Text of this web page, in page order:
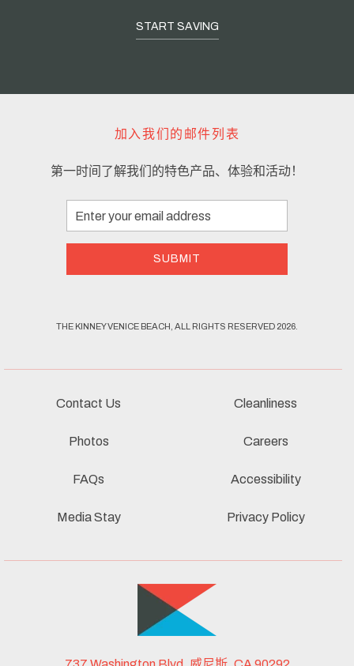
START SAVING
Contact Us
Photos
FAQs
Media Stay
Cleanliness
Careers
Accessibility
Privacy Policy
加入我们的邮件列表
第一时间了解我们的特色产品、体验和活动！
Email
Address
SUBMIT
THE KINNEY VENICE BEACH, ALL RIGHTS RESERVED 2026.